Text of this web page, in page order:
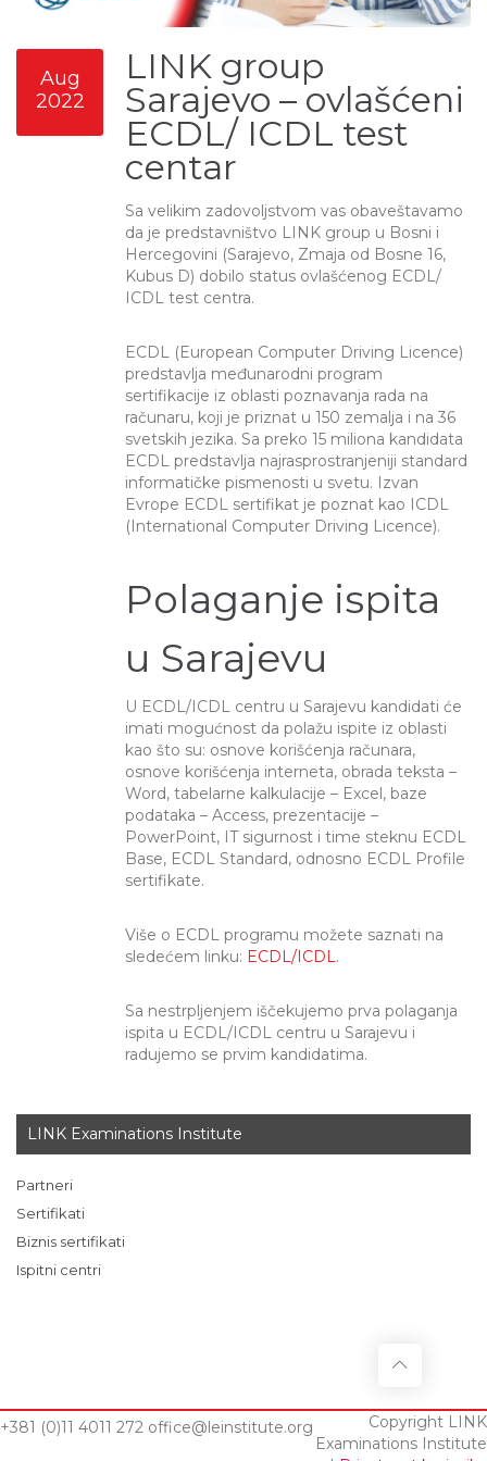
Aug
2022
LINK group
Sarajevo – ovlašćeni
ECDL/ ICDL test
centar
Sa velikim zadovoljstvom vas obaveštavamo
da je predstavništvo LINK group u Bosni i
Hercegovini (Sarajevo, Zmaja od Bosne 16,
Kubus D) dobilo status ovlašćenog ECDL/
ICDL test centra.
ECDL (European Computer Driving Licence)
predstavlja međunarodni program
sertifikacije iz oblasti poznavanja rada na
računaru, koji je priznat u 150 zemalja i na 36
svetskih jezika. Sa preko 15 miliona kandidata
ECDL predstavlja najrasprostranjeniji standard
informatičke pismenosti u svetu. Izvan
Evrope ECDL sertifikat je poznat kao ICDL
(International Computer Driving Licence).
Polaganje ispita
u Sarajevu
U ECDL/ICDL centru u Sarajevu kandidati će
imati mogućnost da polažu ispite iz oblasti
kao što su: osnove korišćenja računara,
osnove korišćenja interneta, obrada teksta –
Word, tabelarne kalkulacije – Excel, baze
podataka – Access, prezentacije –
PowerPoint, IT sigurnost i time steknu ECDL
Base, ECDL Standard, odnosno ECDL Profile
sertifikate.
Više o ECDL programu možete saznati na
sledećem linku: ECDL/ICDL.
Sa nestrpljenjem iščekujemo prva polaganja
ispita u ECDL/ICDL centru u Sarajevu i
radujemo se prvim kandidatima.
LINK Examinations Institute
Partneri
Sertifikati
Biznis sertifikati
Ispitni centri
+381 (0)11 4011 272 office@leinstitute.org
Copyright LINK
Examinations Institute